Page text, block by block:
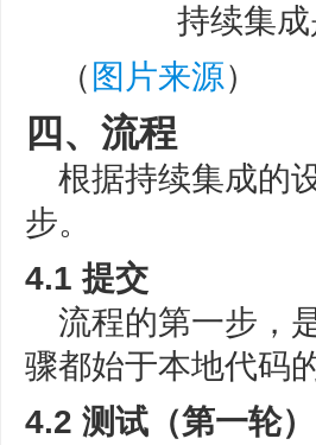
持续集成
（ 图片来源）
四、流程
根据持续集成的
步。
4.1 提交
流程的第一步，
骤都始于本地代码
4.2 测试（第一轮）